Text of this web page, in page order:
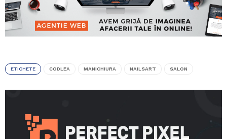
ETICHETE CODLEA MANICHIURA NAILSART SALON